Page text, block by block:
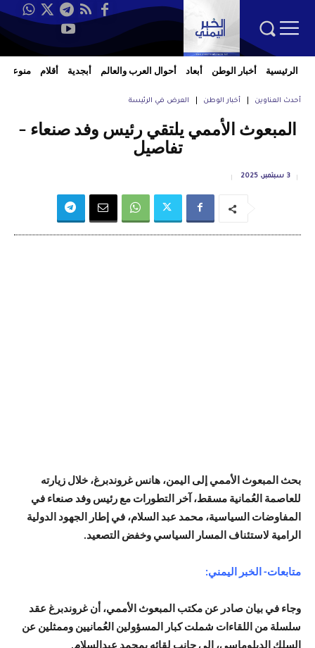
الرئيسية أخبار الوطن أبعاد أحوال العرب والعالم أبجدية أقلام منوعات
أحدث العناوين أخبار الوطن العرض في الرئيسة
المبعوث الأممي يلتقي رئيس وفد صنعاء –
تفاصيل
3 سبتمبر، 2025
بحث المبعوث الأممي إلى اليمن، هانس غروندبرغ، خلال زيارته
للعاصمة العُمانية مسقط، آخر التطورات مع رئيس وفد صنعاء في
المفاوضات السياسية، محمد عبد السلام، في إطار الجهود الدولية
الرامية لاستئناف المسار السياسي وخفض التصعيد.
متابعات- الخبر اليمني:
وجاء في بيان صادر عن مكتب المبعوث الأممي، أن غروندبرغ عقد
سلسلة من اللقاءات شملت كبار المسؤولين العُمانيين وممثلين عن